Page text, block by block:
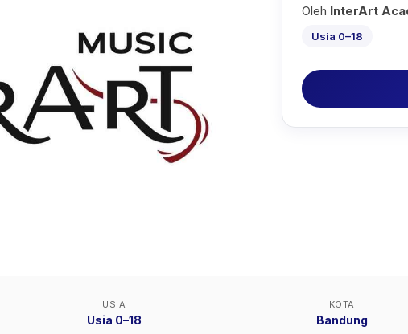
Oleh InterArt
Usia 0–18
USIA
Usia 0–18
KOTA
Bandung